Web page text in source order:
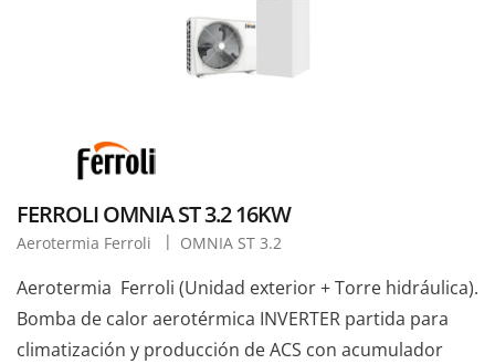
FERROLI OMNIA ST 3.2 16KW
Aerotermia Ferroli OMNIA ST 3.2
Aerotermia Ferroli (Unidad exterior + Torre hidráulica).
Bomba de calor aerotérmica INVERTER partida para
climatización y producción de ACS con acumulador